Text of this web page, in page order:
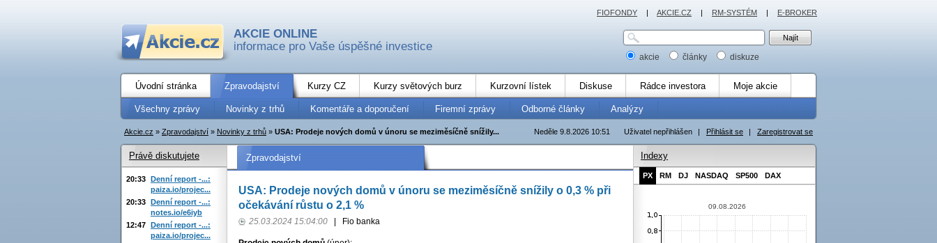
AKCIE ONLINE
informace pro Vaše úspěšné investice
akcie články diskuze
Úvodní stránka Zpravodajství Kurzy CZ Kurzy světových burz Kurzovní lístek Diskuse Rádce investora Moje akcie
Všechny zprávy Novinky z trhů Komentáře a doporučení Firemní zprávy Odborné články Analýzy
Uživatel nepřihlášen | Přihlásit se | Zaregistrovat se
Neděle 9.8.2026 10:51
Akcie.cz » Zpravodajství » Novinky z trhů » USA: Prodeje nových domů v únoru se meziměsíčně snížily...
Zpravodajství
USA: Prodeje nových domů v únoru se meziměsíčně snížily o 0,3 % při
očekávání růstu o 2,1 %
25.03.2024 15:04:00 Fio banka
Právě diskutujete
20:33 Denní report -...:
paiza.io/projec...
20:33 Denní report -...:
notes.io/e6iyb
12:47 Denní report -...:
paiza.io/projec...
Indexy
PX RM DJ NASDAQ SP500 DAX
09.08.2026
FIOFONDY | AKCIE.CZ | RM-SYSTÉM | E-BROKER